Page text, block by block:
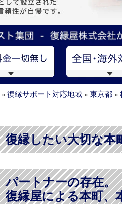
» 復縁サポート対応地域 » 東京都 »
復縁したい大切な本
パートナーの存在。
復縁屋による本町、